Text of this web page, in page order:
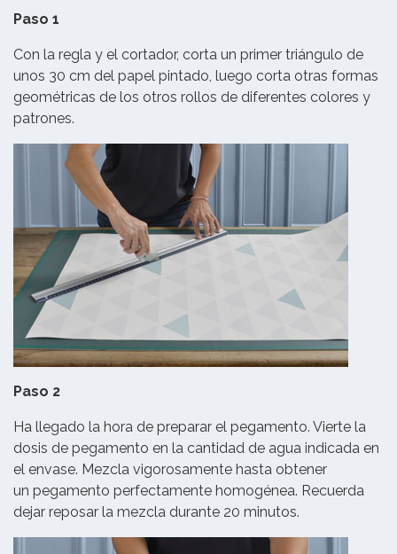
Paso 1
Con la regla y el cortador, corta un primer triángulo de
unos 30 cm del papel pintado, luego corta otras formas
geométricas de los otros rollos de diferentes colores y
patrones.
Paso 2
Ha llegado la hora de preparar el pegamento. Vierte la
dosis de pegamento en la cantidad de agua indicada en
el envase. Mezcla vigorosamente hasta obtener
un pegamento perfectamente homogénea. Recuerda
dejar reposar la mezcla durante 20 minutos.